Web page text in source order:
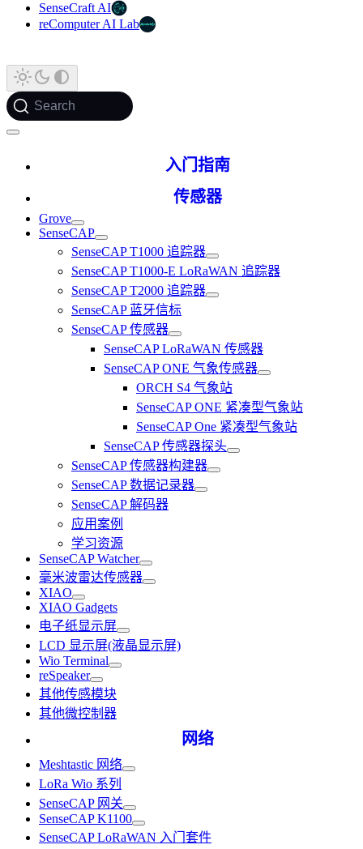
SenseCraft AI
reComputer AI Lab
Search
入门指南
传感器
Grove
SenseCAP
SenseCAP T1000 追踪器
SenseCAP T1000-E LoRaWAN 追踪器
SenseCAP T2000 追踪器
SenseCAP 蓝牙信标
SenseCAP 传感器
SenseCAP LoRaWAN 传感器
SenseCAP ONE 气象传感器
ORCH S4 气象站
SenseCAP ONE 紧凑型气象站
SenseCAP One 紧凑型气象站
SenseCAP 传感器探头
SenseCAP 传感器构建器
SenseCAP 数据记录器
SenseCAP 解码器
应用案例
学习资源
SenseCAP Watcher
毫米波雷达传感器
XIAO
XIAO Gadgets
电子纸显示屏
LCD 显示屏(液晶显示屏)
Wio Terminal
reSpeaker
其他传感模块
其他微控制器
网络
Meshtastic 网络
LoRa Wio 系列
SenseCAP 网关
SenseCAP K1100
SenseCAP LoRaWAN 入门套件